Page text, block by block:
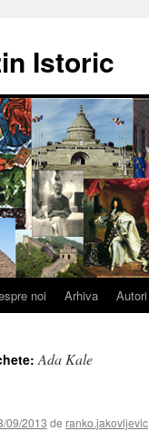
Istoric
noi Arhiva Autori
Ada Kale
09/2013 de ranko.jakovljevic